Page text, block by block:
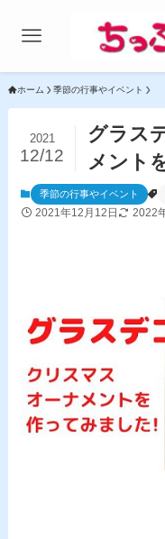
ホーム 季節の行事やイベント
グラス
メント
2021
12/12
季節の行事やイベント
2021年12月12日 2022